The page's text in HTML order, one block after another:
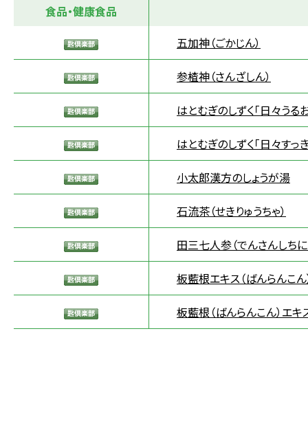
食品・健康食品
五加神（ごかじん）
参楂神（さんざしん）
はとむぎのしずく「日々うる
はとむぎのしずく「日々すっ
小太郎漢方のしょうが湯
石流茶（せきりゅうちゃ）
田三七人参（でんさんしちに
板藍根エキス（ばんらんこん
板藍根（ばんらんこん）エキ